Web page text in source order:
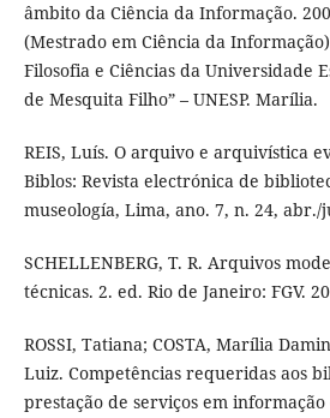
âmbito da Ciência da Informação.
(Mestrado em Ciência da
Filosofia e Ciências da Universidade
de Mesquita Filho” – UNESP. Marília.
REIS, Luís. O arquivo e arquivística
Biblos: Revista electrónica de
museología, Lima, ano. 7, n. 24, abr./
SCHELLENBERG, T. R. Arquivos
técnicas. 2. ed. Rio de Janeiro: FGV.
ROSSI, Tatiana; COSTA, Marília
Luiz. Competências requeridas aos
prestação de serviços em